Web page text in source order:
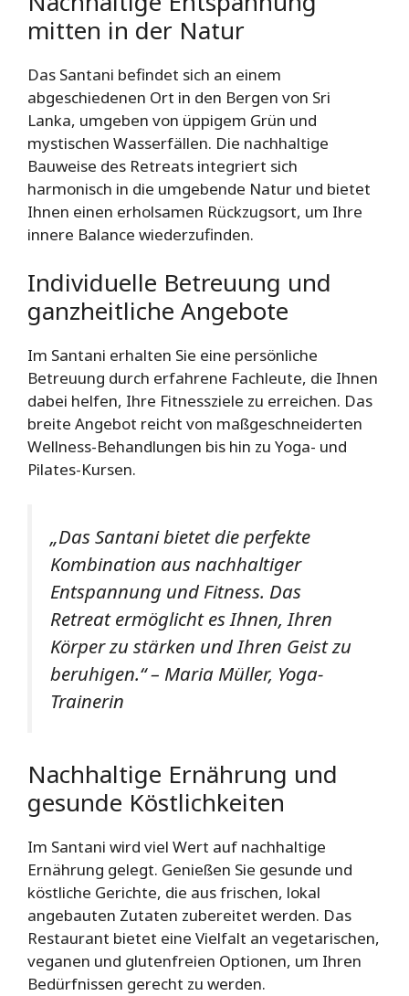
mitten in der Natur
Das Santani befindet sich an einem
abgeschiedenen Ort in den Bergen von Sri
Lanka, umgeben von üppigem Grün und
mystischen Wasserfällen. Die nachhaltige
Bauweise des Retreats integriert sich
harmonisch in die umgebende Natur und bietet
Ihnen einen erholsamen Rückzugsort, um Ihre
innere Balance wiederzufinden.
Individuelle Betreuung und
ganzheitliche Angebote
Im Santani erhalten Sie eine persönliche
Betreuung durch erfahrene Fachleute, die Ihnen
dabei helfen, Ihre Fitnessziele zu erreichen. Das
breite Angebot reicht von maßgeschneiderten
Wellness-Behandlungen bis hin zu Yoga- und
Pilates-Kursen.
„Das Santani bietet die perfekte
Kombination aus nachhaltiger
Entspannung und Fitness. Das
Retreat ermöglicht es Ihnen, Ihren
Körper zu stärken und Ihren Geist zu
beruhigen.“ – Maria Müller, Yoga-
Trainerin
Nachhaltige Ernährung und
gesunde Köstlichkeiten
Im Santani wird viel Wert auf nachhaltige
Ernährung gelegt. Genießen Sie gesunde und
köstliche Gerichte, die aus frischen, lokal
angebauten Zutaten zubereitet werden. Das
Restaurant bietet eine Vielfalt an vegetarischen,
veganen und glutenfreien Optionen, um Ihren
Bedürfnissen gerecht zu werden.